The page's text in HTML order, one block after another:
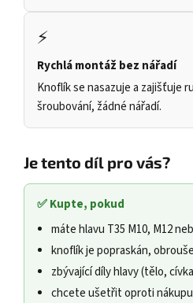
⚡
Rychlá montáž bez nářadí
Knoflík se nasazuje a zajišťuje
šroubování, žádné nářadí.
Je tento díl pro vás?
✅ Kupte, pokud
máte hlavu T35 M10, M12
knoflík je popraskán,
zbývající díly hlavy (tělo,
chcete ušetřit oproti